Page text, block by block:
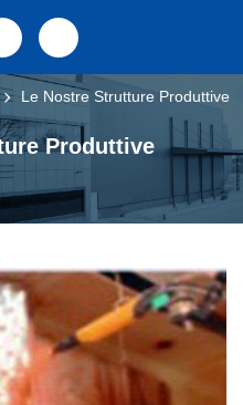
Produttive
Le Nostre Strutture Produttive